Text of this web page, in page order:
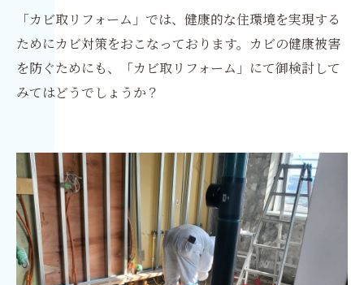
「カビ取リフォーム」では、健康的な住環境を実現する
ためにカビ対策をおこなっております。カビの健康被害
を防ぐためにも、「カビ取リフォーム」にて御検討して
みてはどうでしょうか？